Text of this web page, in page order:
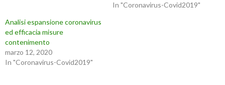
In "Coronavirus-Covid2019"
Analisi espansione coronavirus
ed efficacia misure
contenimento
marzo 12, 2020
In "Coronavirus-Covid2019"